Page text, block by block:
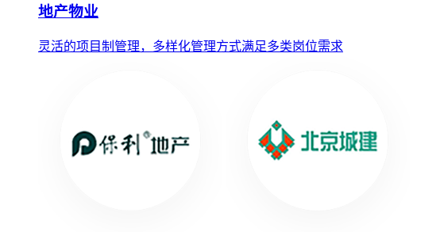
地产物业
灵活的项目制管理，多样化管理方式满足多类岗位需求